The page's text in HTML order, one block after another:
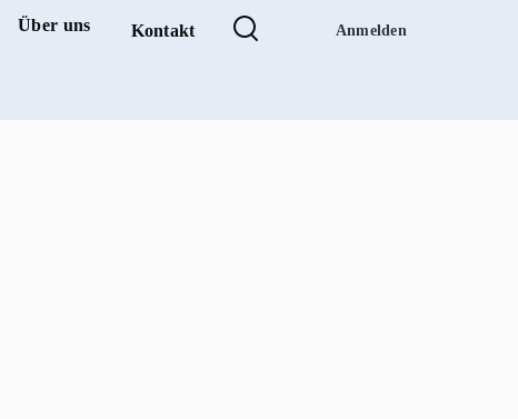
Über uns Kontakt Anmelden